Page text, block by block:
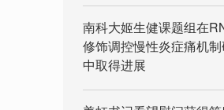
南科大姬生健课题组在
修饰调控慢性炎症痛机
中取得进展